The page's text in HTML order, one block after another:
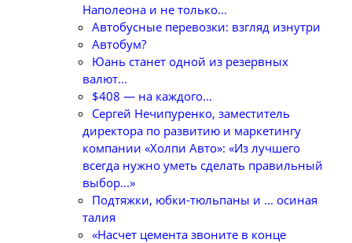
Наполеона и не только...
Автобусные перевозки: взгляд изнутри
Автобум?
Юань станет одной из резервных
валют...
$408 — на каждого...
Сергей Нечипуренко, заместитель
директора по развитию и маркетингу
компании «Холпи Авто»: «Из лучшего
всегда нужно уметь сделать правильный
выбор...»
Подтяжки, юбки-тюльпаны и ... осиная
талия
«Насчет цемента звоните в конце